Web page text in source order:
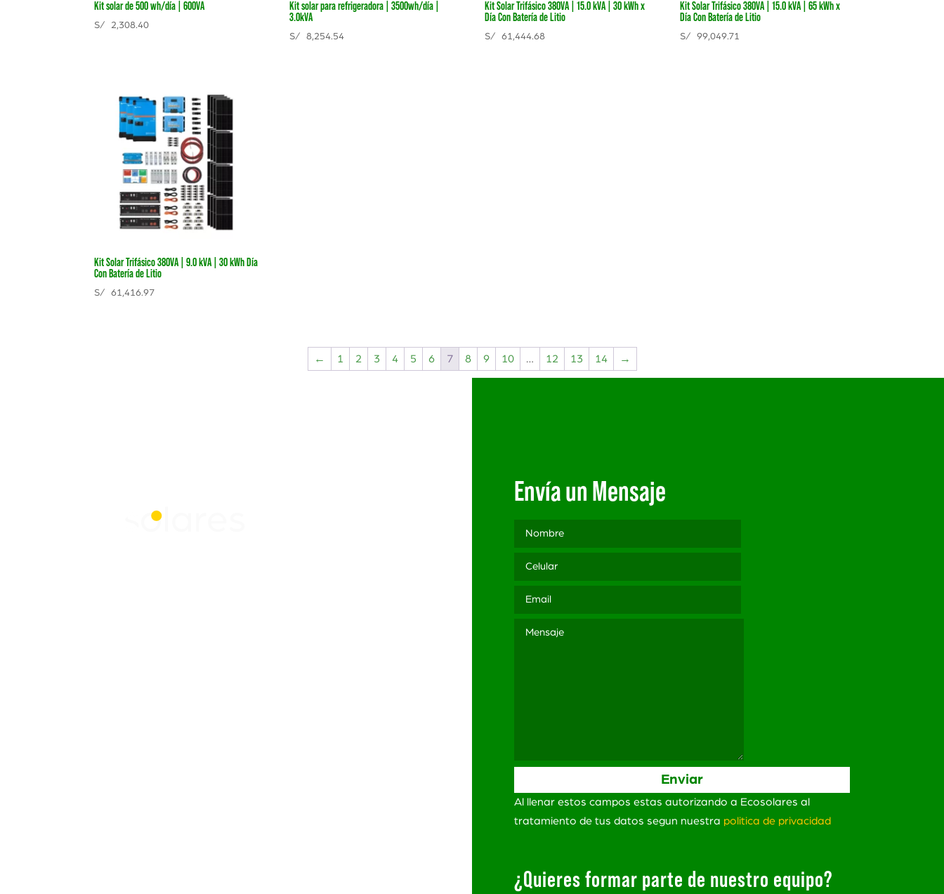
Kit solar de 500 wh/día | 600VA
S/ 2,308.40
Kit solar para refrigeradora | 3500wh/día |
3.0kVA
S/ 8,254.54
Kit Solar Trifásico 380VA | 15.0 kVA | 30 kWh x
Día Con Batería de Litio
S/ 61,444.68
Kit Solar Trifásico 380VA | 15.0 kVA | 65 kWh x
Día Con Batería de Litio
S/ 99,049.71
Kit Solar Trifásico 380VA | 9.0 kVA | 30 kWh Día
Con Batería de Litio
S/ 61,416.97
← 1 2 3 4 5 6 7 8 9 10 … 12 13 14 →
Envía un Mensaje
Al llenar estos campos estas autorizando a Ecosolares al
tratamiento de tus datos segun nuestra politica de privacidad
¿Quieres formar parte de nuestro equipo?